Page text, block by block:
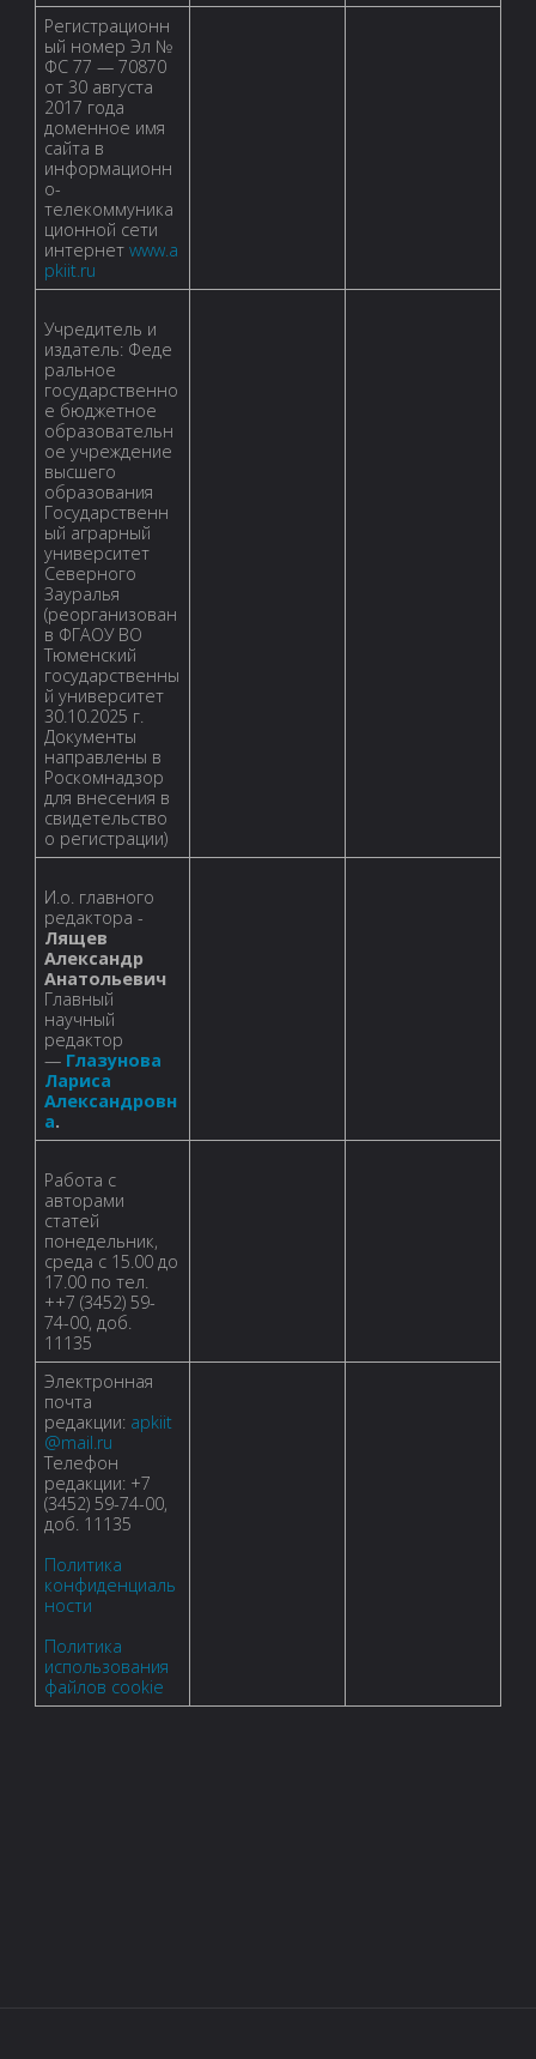
Регистрационн
ый номер Эл №
ФС 77 — 70870
от 30 августа
2017 года
доменное имя
сайта в
информационн
о-
телекоммуника
ционной сети
интернет www.a
pkiit.ru
Учредитель и
издатель: Феде
ральное
государственно
е бюджетное
образовательн
ое учреждение
высшего
образования
Государственн
ый аграрный
университет
Северного
Зауралья
(реорганизован
в ФГАОУ ВО
Тюменский
государственны
й университет
30.10.2025 г.
Документы
направлены в
Роскомнадзор
для внесения в
свидетельство
о регистрации)
И.о. главного
редактора -
Лящев
Александр
Анатольевич
Главный
научный
редактор
— Глазунова
Лариса
Александровн
а.
Работа с
авторами
статей
понедельник,
среда с 15.00 до
17.00 по тел.
++7 (3452) 59-
74-00, доб.
11135
Электронная
почта
редакции: apkiit
@mail.ru
Телефон
редакции: +7
(3452) 59-74-00,
доб. 11135
Политика
конфиденциаль
ности
Политика
использования
файлов cookie